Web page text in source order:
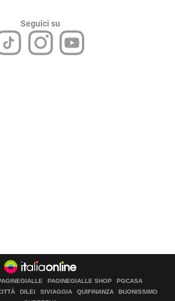
Seguici su
PAGINEGIALLE SHOP
PGCASA
DILEI SIVIAGGIA QUIFINANZA
BUONISSIMO